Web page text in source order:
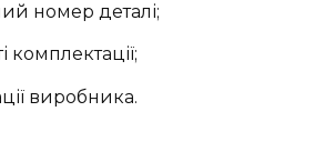
номер деталі;
комплектації;
виробника.